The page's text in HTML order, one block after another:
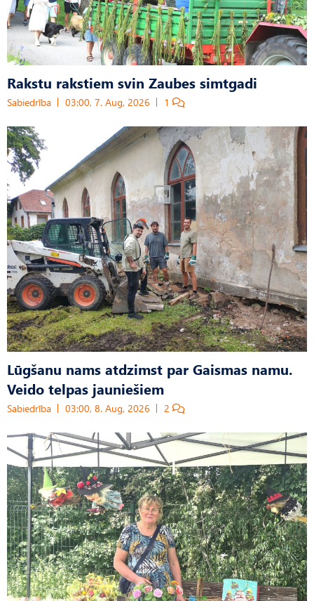
Rakstu rakstiem svin Zaubes simtgadi
Sabiedrība 03:00, 7. Aug, 2026 1
Lūgšanu nams atdzimst par Gaismas namu.
Veido telpas jauniešiem
Sabiedrība 03:00, 8. Aug, 2026 2